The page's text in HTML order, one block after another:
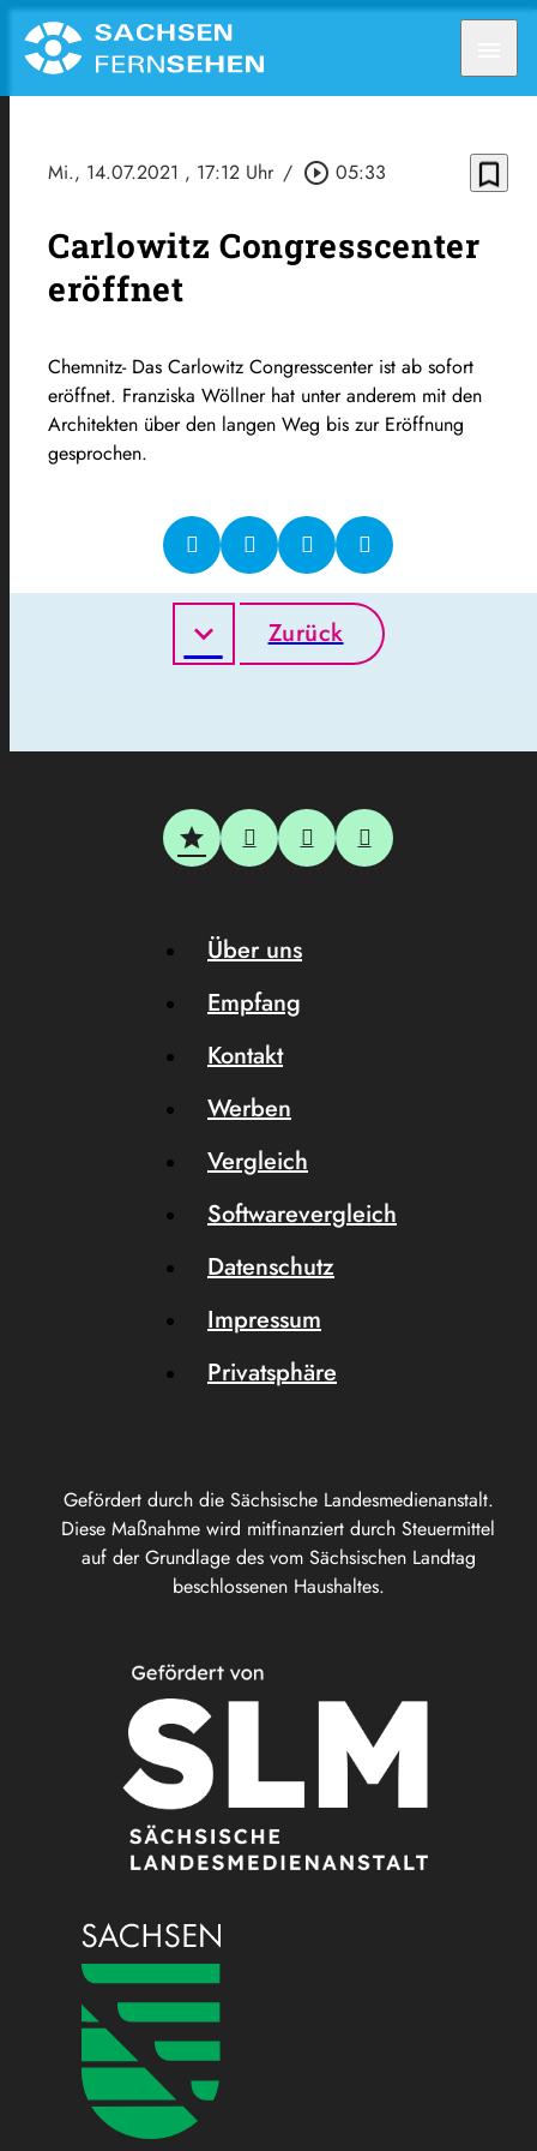
Mi., 14.07.2021 , 17:12 Uhr / play_circle_outline 05:33 bookmark_border
Carlowitz Congresscenter
eröffnet
Chemnitz- Das Carlowitz Congresscenter ist ab sofort
eröffnet. Franziska Wöllner hat unter anderem mit den
Architekten über den langen Weg bis zur Eröffnung
gesprochen.
Zurück
Gefördert durch die Sächsische Landesmedienanstalt.
Diese Maßnahme wird mitfinanziert durch Steuermittel
auf der Grundlage des vom Sächsischen Landtag
beschlossenen Haushaltes.
Über uns
Empfang
Kontakt
Werben
Vergleich
Softwarevergleich
Datenschutz
Impressum
Privatsphäre